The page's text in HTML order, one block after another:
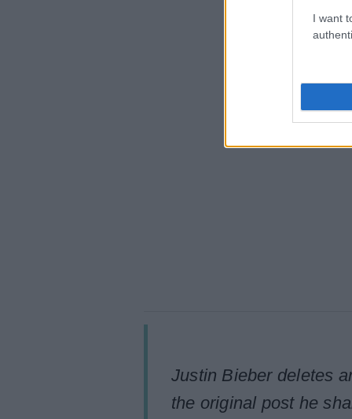
I want
Justin Bieber deletes
the original post he